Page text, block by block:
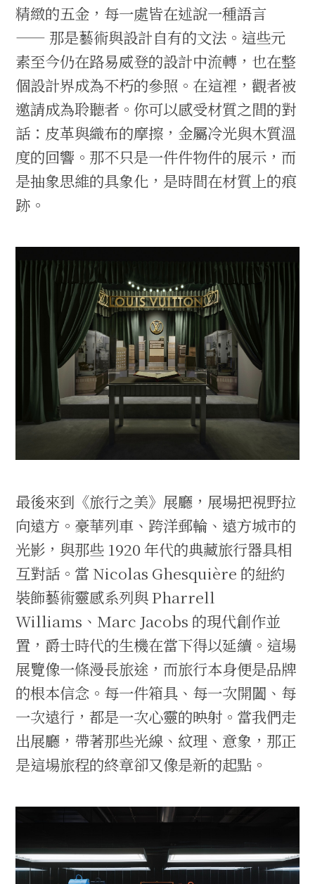
精緻的五金，每一處皆在述說一種語言
—— 那是藝術與設計自有的文法。這些元
素至今仍在路易威登的設計中流轉，也在整
個設計界成為不朽的參照。在這裡，觀者被
邀請成為聆聽者。你可以感受材質之間的對
話：皮革與織布的摩擦，金屬冷光與木質溫
度的回響。那不只是一件件物件的展示，而
是抽象思維的具象化，是時間在材質上的痕
跡。
最後來到《旅行之美》展廳，展場把視野拉
向遠方。豪華列車、跨洋郵輪、遠方城市的
光影，與那些 1920 年代的典藏旅行器具相
互對話。當 Nicolas Ghesquière 的紐約
裝飾藝術靈感系列與 Pharrell
Williams、Marc Jacobs 的現代創作並
置，爵士時代的生機在當下得以延續。這場
展覽像一條漫長旅途，而旅行本身便是品牌
的根本信念。每一件箱具、每一次開闔、每
一次遠行，都是一次心靈的映射。當我們走
出展廳，帶著那些光線、紋理、意象，那正
是這場旅程的終章卻又像是新的起點。